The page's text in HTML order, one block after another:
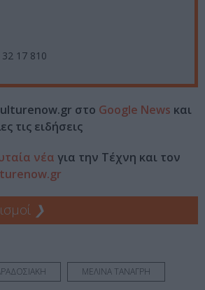
32 17 810
στο Google News και
τις ειδήσεις
νέα για την Τέχνη και τον
❯
ΜΕΛΙΝΑ ΤΑΝΑΓΡΗ